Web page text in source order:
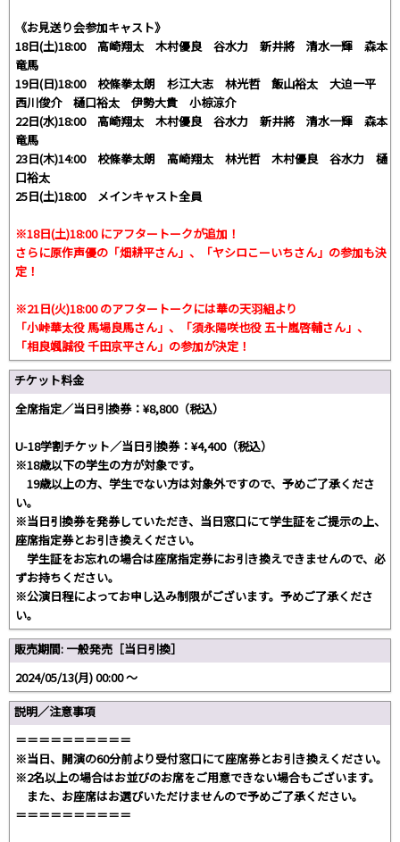
《お見送り会参加キャスト》
18日(土)18:00 高崎翔太 木村優良 谷水力 新井將 清水一輝 森本
竜馬
19日(日)18:00 校條拳太朗 杉江大志 林光哲 飯山裕太 大迫一平
西川俊介 樋口裕太 伊勢大貴 小椋涼介
22日(水)18:00 高崎翔太 木村優良 谷水力 新井將 清水一輝 森本
竜馬
23日(木)14:00 校條拳太朗 高崎翔太 林光哲 木村優良 谷水力 樋
口裕太
25日(土)18:00 メインキャスト全員
※18日(土)18:00 にアフタートークが追加！
さらに原作声優の「畑耕平さん」、「ヤシロこーいちさん」の参加も決
定！
※21日(火)18:00 のアフタートークには華の天羽組より
「小峠華太役 馬場良馬さん」、「須永陽咲也役 五十嵐啓輔さん」、
「相良颯誠役 千田京平さん」の参加が決定！
チケット料金
全席指定／当日引換券：¥8,800（税込）
U-18学割チケット／当日引換券：¥4,400（税込）
※18歳以下の学生の方が対象です。
19歳以上の方、学生でない方は対象外ですので、予めご了承くださ
い。
※当日引換券を発券していただき、当日窓口にて学生証をご提示の上、
座席指定券とお引き換えください。
学生証をお忘れの場合は座席指定券にお引き換えできませんので、必
ずお持ちください。
※公演日程によってお申し込み制限がございます。予めご了承くださ
い。
販売期間: 一般発売［当日引換］
2024/05/13(月) 00:00 〜
説明／注意事項
＝＝＝＝＝＝＝＝＝＝
※当日、開演の60分前より受付窓口にて座席券とお引き換えください。
※2名以上の場合はお並びのお席をご用意できない場合もございます。
また、お座席はお選びいただけませんので予めご了承ください。
＝＝＝＝＝＝＝＝＝＝